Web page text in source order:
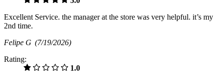
Excellent Service. the manager at the store was very helpful. it’s my
2nd time.
Felipe G (7/19/2026)
Rating:
1.0